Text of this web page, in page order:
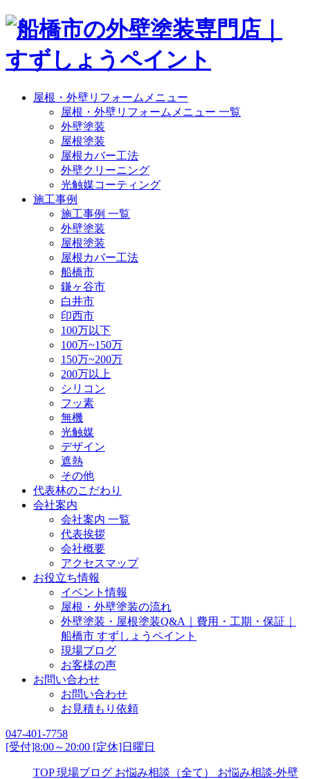
屋根・外壁リフォームメニュー
屋根・外壁リフォームメニュー 一覧
外壁塗装
屋根塗装
屋根カバー工法
外壁クリーニング
光触媒コーティング
施工事例
施工事例 一覧
外壁塗装
屋根塗装
屋根カバー工法
船橋市
鎌ヶ谷市
白井市
印西市
100万以下
100万~150万
150万~200万
200万以上
シリコン
フッ素
無機
光触媒
デザイン
遮熱
その他
代表林のこだわり
会社案内
会社案内 一覧
代表挨拶
会社概要
アクセスマップ
お役立ち情報
イベント情報
屋根・外壁塗装の流れ
外壁塗装・屋根塗装Q&A｜費用・工期・保証｜
船橋市 すずしょうペイント
現場ブログ
お客様の声
お問い合わせ
お問い合わせ
お見積もり依頼
047-401-7758
[受付]8:00～20:00 [定休]日曜日
TOP 現場ブログ お悩み相談（全て）
お悩み相談-外壁